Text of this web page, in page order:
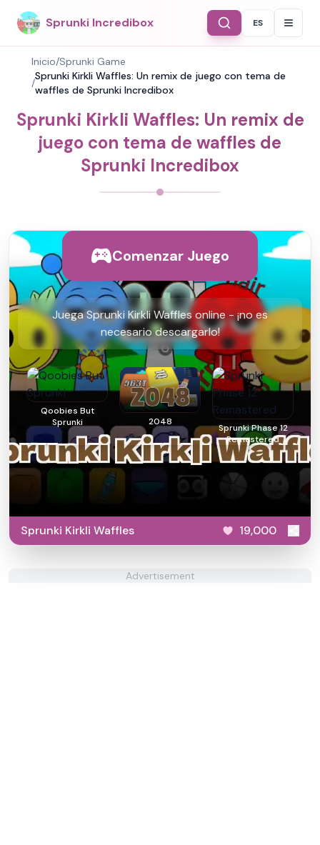
Sprunki Incredibox Select
ES
Inicio/Sprunki Game
/
Sprunki Kirkli Waffles: Un remix de juego con tema de
waffles de Sprunki Incredibox
Sprunki Kirkli Waffles: Un remix de
juego con tema de waffles de
Sprunki Incredibox
Comenzar Juego
Juega Sprunki Kirkli Waffles online - ¡no es
necesario descargarlo!
Qoobies But
Sprunki
2048
Sprunki Phase 12
Remastered
Sprunki Kirkli Waffles 19,000
Advertisement